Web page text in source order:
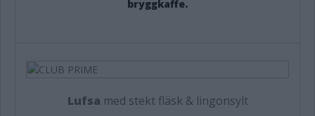
bryggkaffe.
Lufsa med stekt fläsk & lingonsylt